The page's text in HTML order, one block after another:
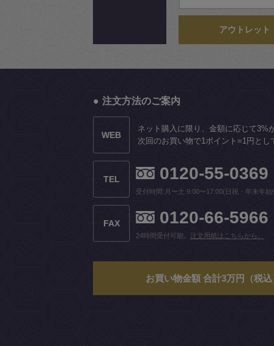
アウトレット
注文方法のご案内
WEB
ネット購入に限り、金額に応じて3%
次回のお買い物で1ポイント=1円とし
TEL 0120-55-0369
受付時間:月〜土 9:00〜17:00(日祝・年末年始
FAX 0120-66-5966
24時間受付可能。 注文用紙はこちらから。
お買い物金額 合計3万円（税